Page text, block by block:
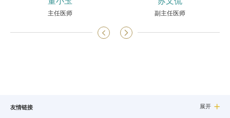

主任医师 副主任医师

友情链接 展开 